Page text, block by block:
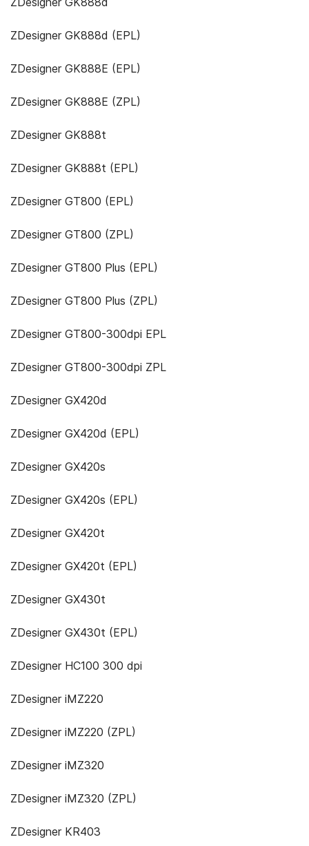
ZDesigner GK888d (EPL)
ZDesigner GK888E (EPL)
ZDesigner GK888E (ZPL)
ZDesigner GK888t
ZDesigner GK888t (EPL)
ZDesigner GT800 (EPL)
ZDesigner GT800 (ZPL)
ZDesigner GT800 Plus (EPL)
ZDesigner GT800 Plus (ZPL)
ZDesigner GT800-300dpi EPL
ZDesigner GT800-300dpi ZPL
ZDesigner GX420d
ZDesigner GX420d (EPL)
ZDesigner GX420s
ZDesigner GX420s (EPL)
ZDesigner GX420t
ZDesigner GX420t (EPL)
ZDesigner GX430t
ZDesigner GX430t (EPL)
ZDesigner HC100 300 dpi
ZDesigner iMZ220
ZDesigner iMZ220 (ZPL)
ZDesigner iMZ320
ZDesigner iMZ320 (ZPL)
ZDesigner KR403